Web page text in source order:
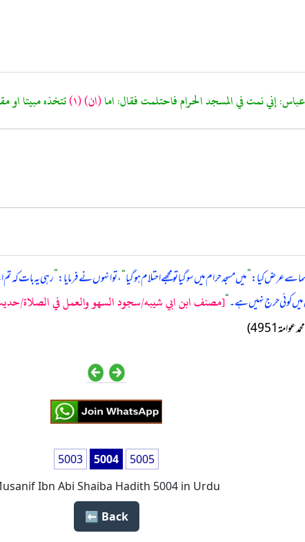
(ان)(١) تتخذه مبيتا او
سے عرض کیا:”میں مسجد حرام میں سو گیا تو مجھے احتلام ہو گیا“، تو انہوں نے فرمایا:”رہی یہ بات کہ تم
کوئی حرج نہیں ہے۔“[مصنف ابن ابي شيبه/سجود السهو والعمل في الصلاة/حدیث:
5003 5004
5005
Ibn Abi Shaiba Hadith 5004 in Urdu
Back ⬅️